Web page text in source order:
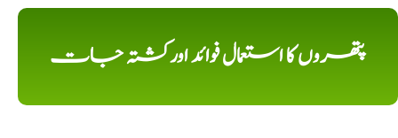
پتھروں کا استعمال فوائد اورکشتہ جات